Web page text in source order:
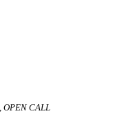
, OPEN CALL